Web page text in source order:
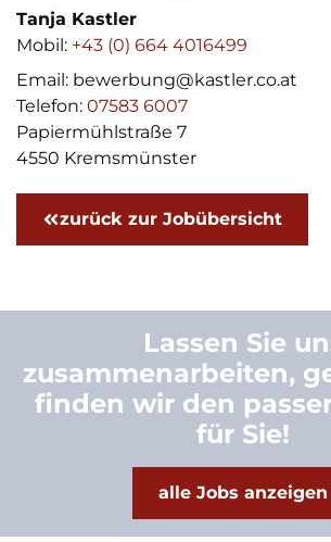
Tanja Kastler
Mobil: +43 (0) 664 4016499
Email: bewerbung@kastler.co.at
Telefon: 07583 6007
Papiermühlstraße 7
4550 Kremsmünster
zurück zur Jobübersicht
Lassen Sie
zusammenarbeiten,
finden wir den
für Sie!
alle Jobs anzeigen